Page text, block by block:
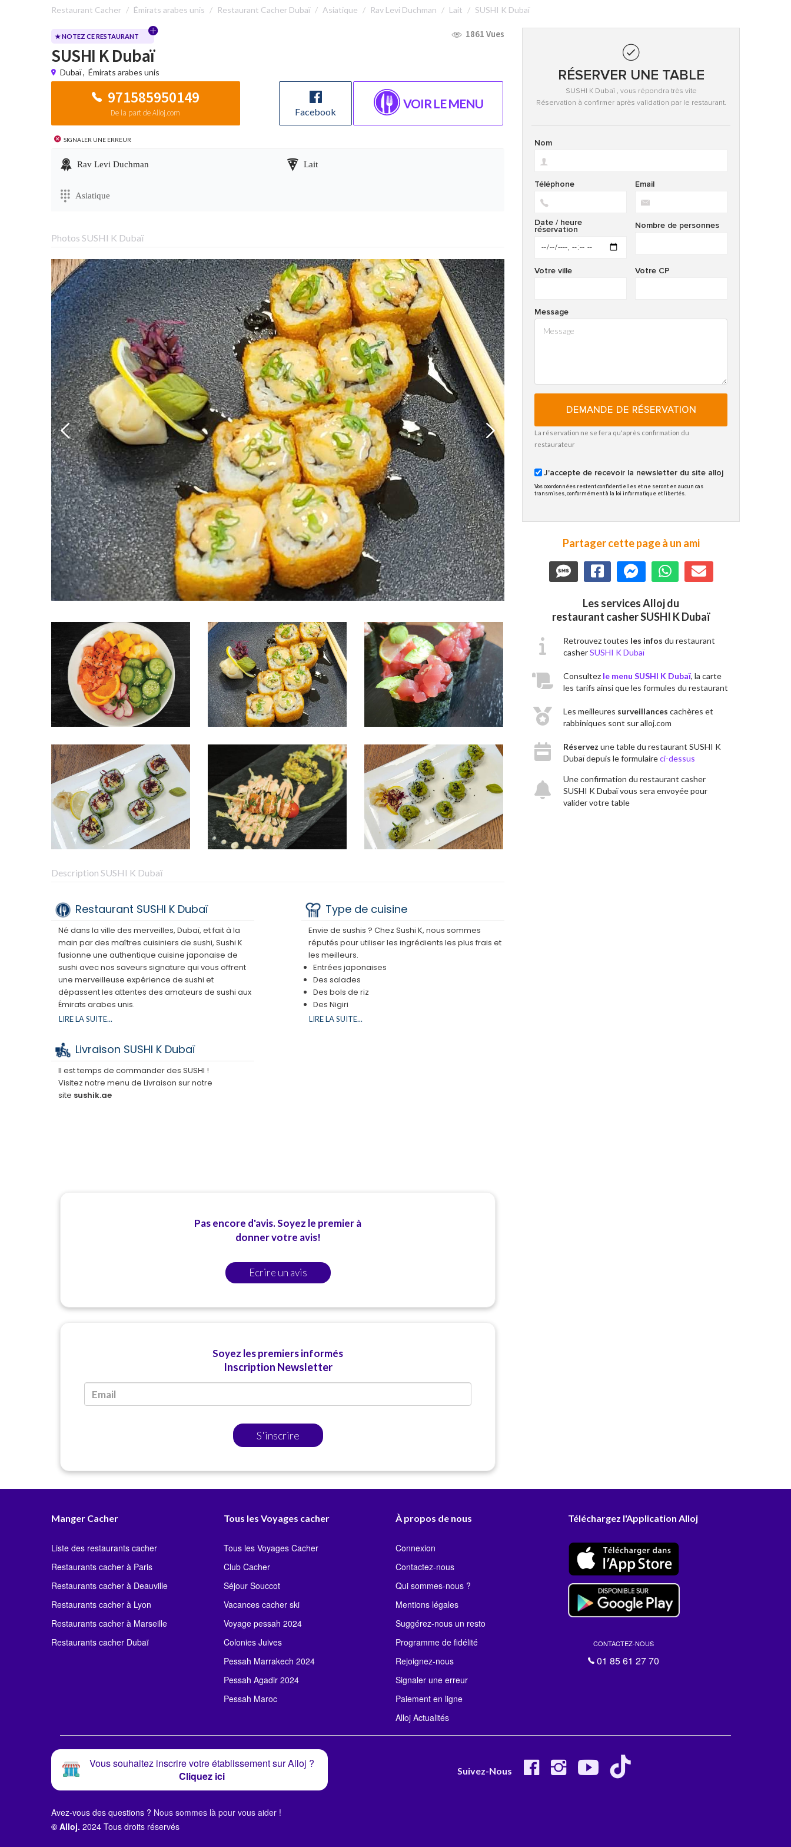
Restaurant Cacher Émirats arabes unis Restaurant Cacher Dubaï Asiatique Rav Levi Duchman Lait SUSHI K Dubaï
★ NOTEZ CE RESTAURANT 1861 Vues
SUSHI K Dubaï
Dubaï, Émirats arabes unis
971585950149
De la part de Alloj.com Facebook
VOIR LE MENU
Signaler une erreur
Rav Levi Duchman Lait
Asiatique
Photos SUSHI K Dubaï
Description SUSHI K Dubaï
Restaurant SUSHI K Dubaï
Né dans la ville des merveilles, Dubaï, et fait à la
main par des maîtres cuisiniers de sushi, Sushi K
fusionne une authentique cuisine japonaise de
sushi avec nos saveurs signature qui vous offrent
une merveilleuse expérience de sushi et
dépassent les attentes des amateurs de sushi aux
Émirats arabes unis.
Nous traitons avec des fournisseurs triés sur le
supérieure pour les sushis. Nos chefs
expérimentés organisent une large gamme de
délicieuses créations de sushis qui ont toujours un
goût aussi incroyable qu'elles en ont l'air.
LIRE LA SUITE...
Type de cuisine
Envie de sushis ? Chez Sushi K, nous sommes
réputés pour utiliser les ingrédients les plus frais et
les meilleurs.
Entrées japonaises
Des salades
Des bols de riz
Des Nigiri
Des Sashimi
LIRE LA SUITE...
Livraison SUSHI K Dubaï
Il est temps de commander des SUSHI !
Visitez notre menu de Livraison sur notre
site sushik.ae
Pas encore d'avis. Soyez le premier à
donner votre avis!
Ecrire un avis
Soyez les premiers informés
Inscription Newsletter
S'inscrire
RÉSERVER UNE TABLE
SUSHI K Dubaï , vous répondra très vite
Réservation à confirmer après validation par le restaurant.
Nom
Email
Téléphone
Nombre de personnes
Date / heure
réservation
Votre CP
Votre ville
Message
DEMANDE DE RÉSERVATION
La réservation ne se fera qu'après confirmation du
restaurateur
J'accepte de recevoir la newsletter du site alloj
Vos coordonnées restent confidentielles et ne seront en aucun cas
transmises, conformément à la loi informatique et libertés.
Partager cette page à un ami
Les services Alloj du
restaurant casher SUSHI K Dubaï
Retrouvez toutes les infos du restaurant
casherSUSHI K Dubaï
Consultez le menu SUSHI K Dubaï, la carte
les tarifs ainsi que les formules du restaurant
Les meilleures surveillances cachères et
rabbiniques sont sur alloj.com
Réservez une table du restaurant SUSHI K
Dubaï depuis le formulaireci-dessus
Une confirmation du restaurant casher
SUSHI K Dubaï vous sera envoyée pour
valider votre table
Manger Cacher
Liste des restaurants cacher
Restaurants cacher à Paris
Restaurants cacher à Deauville
Restaurants cacher à Lyon
Restaurants cacher à Marseille
Restaurants cacher Dubaï
Tous les Voyages cacher
Tous les Voyages Cacher
Club Cacher
Séjour Souccot
Vacances cacher ski
Voyage pessah 2024
Colonies Juives
Pessah Marrakech 2024
Pessah Agadir 2024
Pessah Maroc
À propos de nous
Connexion
Contactez-nous
Qui sommes-nous ?
Mentions légales
Suggérez-nous un resto
Programme de fidélité
Rejoignez-nous
Signaler une erreur
Paiement en ligne
Alloj Actualités
Téléchargez l'Application Alloj
CONTACTEZ-NOUS
01 85 61 27 70
Vous souhaitez inscrire votre établissement sur Alloj ?
Cliquez ici
Suivez-Nous
Avez-vous des questions ? Nous sommes là pour vous aider !
© Alloj. 2024 Tous droits réservés